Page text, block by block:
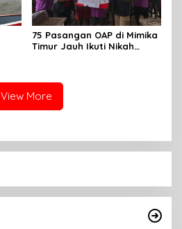
75 Pasangan OAP di Mimika
Timur Jauh Ikuti Nikah
View More